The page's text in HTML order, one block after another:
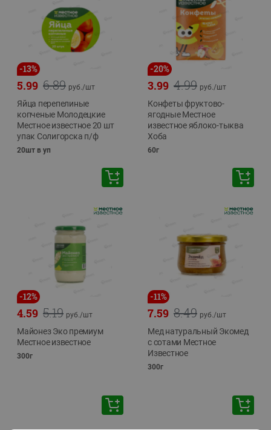
-13%
6.89
5.99 руб./шт
Яйца перепелиные
копченые Молодецкие
Местное известное 20 шт
упак Солигорска п/ф
20шт в уп
-20%
4.99
3.99 руб./шт
Конфеты фруктово-
ягодные Местное
известное яблоко-тыква
Хоба
60г
-12%
5.19
4.59 руб./шт
Майонез Эко премиум
Местное известное
300г
-11%
8.49
7.59 руб./шт
Мед натуральный Экомед
с сотами Местное
Известное
300г